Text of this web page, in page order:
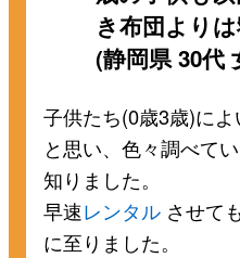
き布団より
(静岡県 30代
子供たち(0歳3歳)に
と思い、色々調べて
知りました。
早速レンタル させて
に至りました。